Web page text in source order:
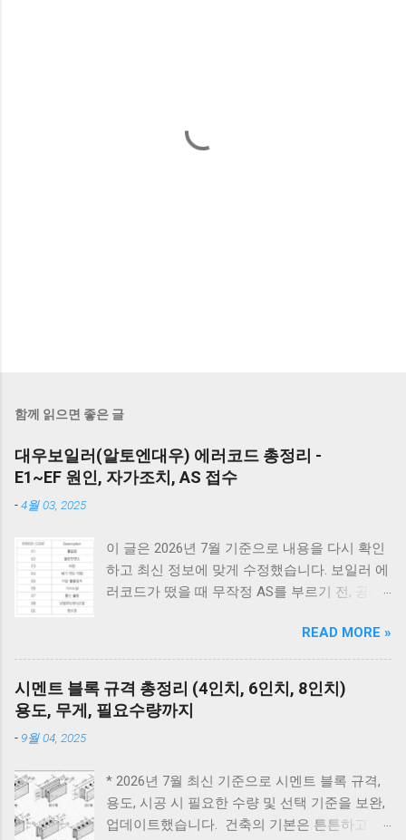
함께 읽으면 좋은 글
대우보일러(알토엔대우) 에러코드 총정리 -
E1~EF 원인, 자가조치, AS 접수
-4월 03, 2025
이 글은 2026년 7월 기준으로 내용을 다시 확인
하고 최신 정보에 맞게 수정했습니다. 보일러 에
러코드가 떴을 때 무작정 AS를 부르기 전, 공통
밸브가 열려 있는지, 2) 전원 플러그를 뽑았다가
5분 뒤 다시 꽂아보았는지(리셋), 3) 실내 온도
조절기의 설정이 올바른지 확인해보세요. 상세
코드는 아래에서 확인할 수 있습니다. E1부터 EF
까지 모든 대우보일러(알토엔대우) 에러코드의
드 E1~EF 원인과 해결법 (AS 전 자가점검, 수리
비) 🚨 잠깐! AS 부르기 전 이것만은 확인하세
요! 에러코드 E1 - 단수나 동파를 확인하세요.
READ MORE »
시멘트 블록 규격 총정리 (4인치, 6인치, 8인치)
용도, 무게, 필요수량까지
- 9월 04, 2025
* 2026년 7월 최신 기준으로 시멘트 블록 규격,
용도, 시공 시 필요한 수량 및 선택 기준을 보완,
업데이트했습니다. 건축의 기본은 튼튼하고 제